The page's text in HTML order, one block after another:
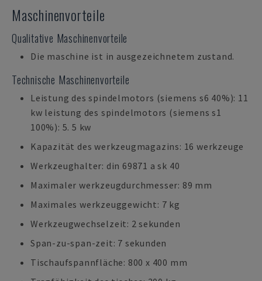
Maschinenvorteile
Qualitative Maschinenvorteile
Die maschine ist in ausgezeichnetem zustand.
Technische Maschinenvorteile
Leistung des spindelmotors (siemens s6 40%): 11
kw leistung des spindelmotors (siemens s1
100%): 5. 5 kw
Kapazität des werkzeugmagazins: 16 werkzeuge
Werkzeughalter: din 69871 a sk 40
Maximaler werkzeugdurchmesser: 89 mm
Maximales werkzeuggewicht: 7 kg
Werkzeugwechselzeit: 2 sekunden
Span-zu-span-zeit: 7 sekunden
Tischaufspannfläche: 800 x 400 mm